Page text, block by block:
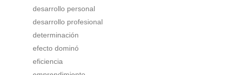
desarrollo personal
desarrollo profesional
determinación
efecto dominó
eficiencia